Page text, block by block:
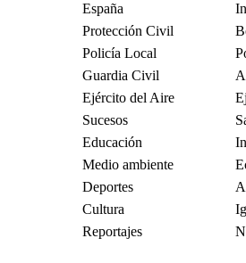
España
Protección Civil
Policía Local
Guardia Civil
Ejército del Aire
Sucesos
Educación
Medio ambiente
Deportes
Cultura
Reportajes